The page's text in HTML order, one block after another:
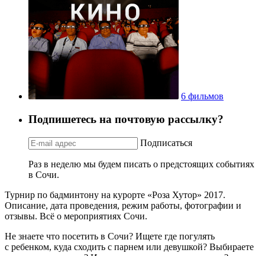
6 фильмов
Подпишетесь на почтовую рассылку?
Подписаться
Раз в неделю мы будем писать о предстоящих событиях
в Сочи.
Турнир по бадминтону на курорте «Роза Хутор» 2017.
Описание, дата проведения, режим работы, фотографии и
отзывы. Всё о мероприятиях Сочи.
Не знаете что посетить в Сочи? Ищете где погулять
с ребенком, куда сходить с парнем или девушкой? Выбираете